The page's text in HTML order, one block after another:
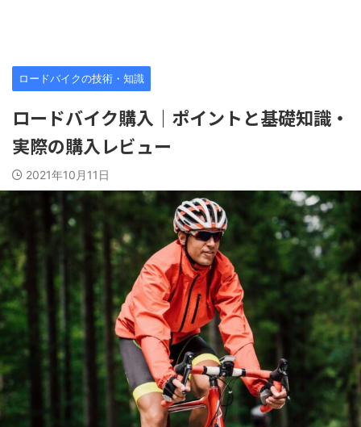
ロードバイクの技術・知識
ロードバイク購入｜ポイントと基礎知識・
実際の購入レビュー
2021年10月11日